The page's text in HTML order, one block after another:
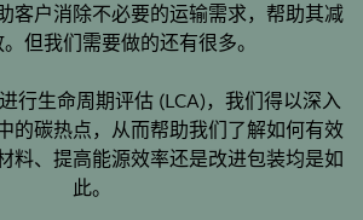
客户消除不必要的运输需求，帮助其减
但我们需要做的还有很多。
行生命周期评估 (LCA)，我们得以深入
的碳热点，从而帮助我们了解如何有效
料、提高能源效率还是改进包装均是如
此。